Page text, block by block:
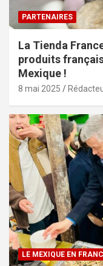
PARTENAIRES
La Tienda
produits
Mexique !
8 mai 2025
LE MEXIQUE EN